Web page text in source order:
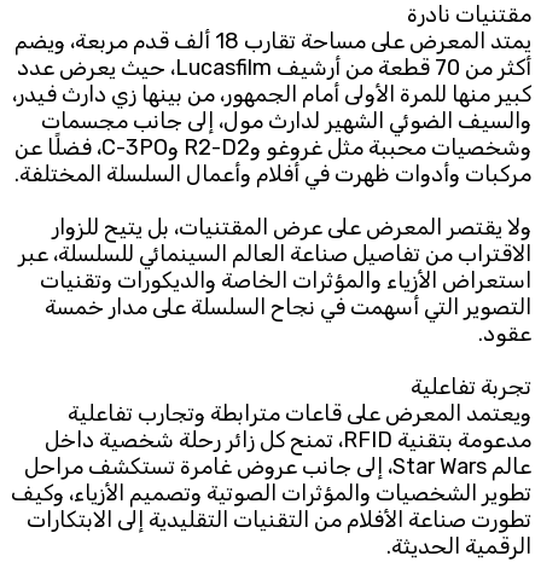
مقتنيات نادرة
يمتد المعرض على مساحة تقارب 18 ألف قدم مربعة، ويضم
أكثر من 70 قطعة من أرشيف Lucasfilm، حيث يعرض عدد
كبير منها للمرة الأولى أمام الجمهور، من بينها زي دارث فيدر،
والسيف الضوئي الشهير لدارث مول، إلى جانب مجسمات
وشخصيات محببة مثل غروغو وR2-D2 وC-3PO، فضلًا عن
مركبات وأدوات ظهرت في أفلام وأعمال السلسلة المختلفة.
ولا يقتصر المعرض على عرض المقتنيات، بل يتيح للزوار
الاقتراب من تفاصيل صناعة العالم السينمائي للسلسلة، عبر
استعراض الأزياء والمؤثرات الخاصة والديكورات وتقنيات
التصوير التي أسهمت في نجاح السلسلة على مدار خمسة
عقود.
تجربة تفاعلية
ويعتمد المعرض على قاعات مترابطة وتجارب تفاعلية
مدعومة بتقنية RFID، تمنح كل زائر رحلة شخصية داخل
عالم Star Wars، إلى جانب عروض غامرة تستكشف مراحل
تطوير الشخصيات والمؤثرات الصوتية وتصميم الأزياء، وكيف
تطورت صناعة الأفلام من التقنيات التقليدية إلى الابتكارات
الرقمية الحديثة.